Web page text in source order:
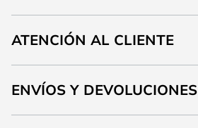
ATENCIÓN AL CLIENTE
ENVÍOS Y DEVOLUCIONES